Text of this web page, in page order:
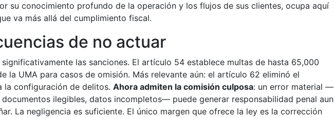
su conocimiento profundo de la operación y los flujos de sus clientes, ocupa aquí
va más allá del cumplimiento fiscal.
de no actuar
las sanciones. El artículo 54 establece multas de hasta 65,000
la UMA para casos de omisión. Más relevante aún: el artículo 62 eliminó el
la configuración de delitos. Ahora admiten la comisión culposa: un error material —
ilegibles, datos incompletos— puede generar responsabilidad penal aun
La negligencia es suficiente. El único margen que ofrece la ley es la corrección